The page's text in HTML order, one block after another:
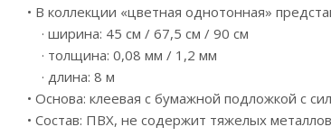
• В коллекции «цветная однотонная»
· ширина: 45 см / 67,5 см / 90 см
· толщина: 0,08 мм / 1,2 мм
· длина: 8 м
• Основа: клеевая с бумажной подложкой с
• Состав: ПВХ, не содержит тяжелых металлов